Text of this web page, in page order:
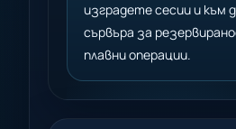
изградете сесии и към
сървъра за
плавни операции.